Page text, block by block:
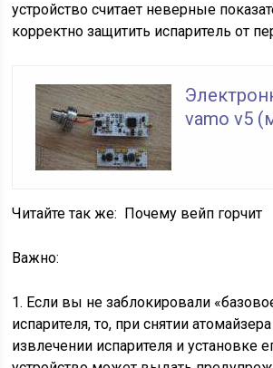
устройство считает неверные
корректно защитить испаритель от
vamo v5
Читайте так же: Почему вейп горчит
Важно:
1. Если вы не заблокировали
испарителя, то, при снятии
извлечении испарителя и установке